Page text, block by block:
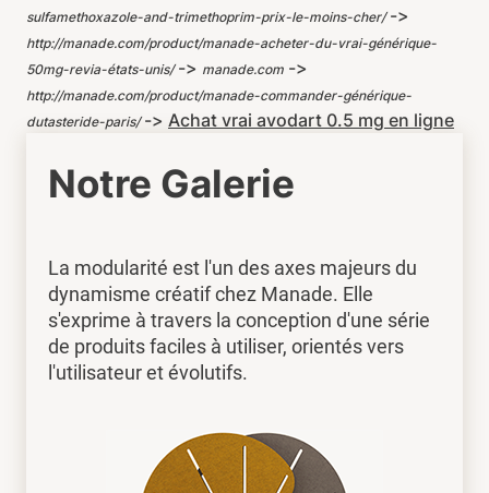
sulfamethoxazole-and-trimethoprim-prix-le-moins-cher/->
http://manade.com/product/manade-acheter-du-vrai-générique-
50mg-revia-états-unis/-> manade.com ->
http://manade.com/product/manade-commander-générique-
dutasteride-paris/-> Achat vrai avodart 0.5 mg en ligne
Notre Galerie
La modularité est l'un des axes majeurs du
dynamisme créatif chez Manade. Elle
s'exprime à travers la conception d'une série
de produits faciles à utiliser, orientés vers
l'utilisateur et évolutifs.